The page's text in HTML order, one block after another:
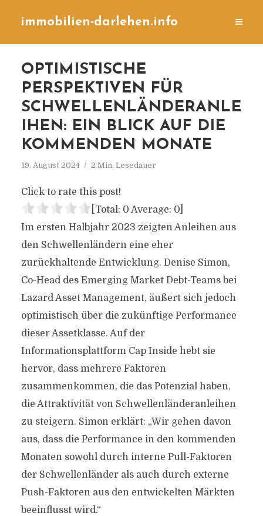
immobilien-darlehen.info
OPTIMISTISCHE
PERSPEKTIVEN FÜR
SCHWELLENLÄNDERANLE
IHEN: EIN BLICK AUF DIE
KOMMENDEN MONATE
19. August 2024 2 Min. Lesedauer
Click to rate this post!
[Total: 0 Average: 0]
Im ersten Halbjahr 2023 zeigten Anleihen aus
den Schwellenländern eine eher
zurückhaltende Entwicklung. Denise Simon,
Co-Head des Emerging Market Debt-Teams bei
Lazard Asset Management, äußert sich jedoch
optimistisch über die zukünftige Performance
dieser Assetklasse. Auf der
Informationsplattform Cap Inside hebt sie
hervor, dass mehrere Faktoren
zusammenkommen, die das Potenzial haben,
die Attraktivität von Schwellenländeranleihen
zu steigern. Simon erklärt: „Wir gehen davon
aus, dass die Performance in den kommenden
Monaten sowohl durch interne Pull-Faktoren
der Schwellenländer als auch durch externe
Push-Faktoren aus den entwickelten Märkten
beeinflusst wird.“